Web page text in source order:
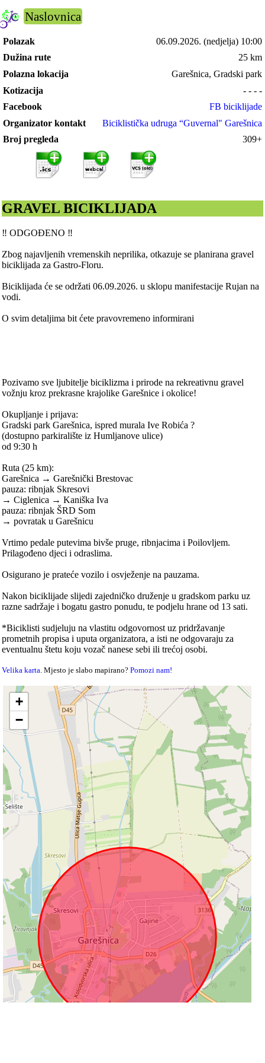
Naslovnica
Polazak 06.09.2026. (nedjelja) 10:00
Dužina rute
25 km
Polazna lokacija
Garešnica, Gradski park
Kotizacija
- - - -
Facebook
FB biciklijade
Organizator kontakt
Biciklistička udruga “Guvernal" Garešnica
Broj pregleda
309+
GRAVEL BICIKLIJADA
‼️ ODGOĐENO ‼️
Zbog najavljenih vremenskih neprilika, otkazuje se planirana gravel
biciklijada za Gastro-Floru.
Biciklijada će se održati 06.09.2026. u sklopu manifestacije Rujan na
vodi.
O svim detaljima bit ćete pravovremeno informirani
Pozivamo sve ljubitelje biciklizma i prirode na rekreativnu gravel
vožnju kroz prekrasne krajolike Garešnice i okolice!
Okupljanje i prijava:
Gradski park Garešnica, ispred murala Ive Robića ?
(dostupno parkiralište iz Humljanove ulice)
od 9:30 h
Ruta (25 km):
Garešnica → Garešnički Brestovac
pauza: ribnjak Skresovi
→ Ciglenica → Kaniška Iva
pauza: ribnjak ŠRD Som
→ povratak u Garešnicu
Vrtimo pedale putevima bivše pruge, ribnjacima i Poilovljem.
Prilagođeno djeci i odraslima.
Osigurano je prateće vozilo i osvježenje na pauzama.
Nakon biciklijade slijedi zajedničko druženje u gradskom parku uz
razne sadržaje i bogatu gastro ponudu, te podjelu hrane od 13 sati.
*Biciklisti sudjeluju na vlastitu odgovornost uz pridržavanje
prometnih propisa i uputa organizatora, a isti ne odgovaraju za
eventualnu štetu koju vozač nanese sebi ili trećoj osobi.
Velika karta. Mjesto je slabo mapirano?Pomozi nam!
+
−